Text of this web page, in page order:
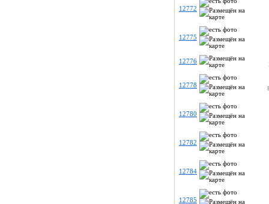
12772
12775
12776
12778
12780
12782
12784
12785